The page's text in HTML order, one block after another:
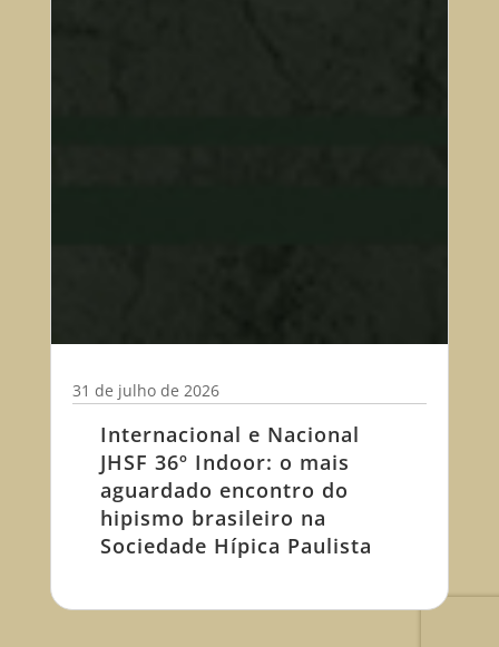
Internacional e Nacional
JHSF 36º Indoor: o mais
aguardado encontro do
hipismo brasileiro na
Sociedade Hípica Paulista
31 de julho de 2026